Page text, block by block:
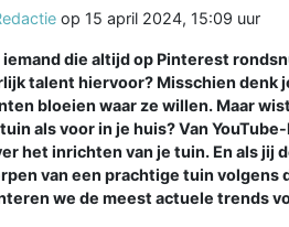
op 15 april 2024, 15:09 uur
iemand die altijd op Pinterest
talent hiervoor? Misschien denk
bloeien waar ze willen. Maar
als voor in je huis? Van
het inrichten van je tuin. En als jij
van een prachtige tuin volgens
we de meest actuele trends